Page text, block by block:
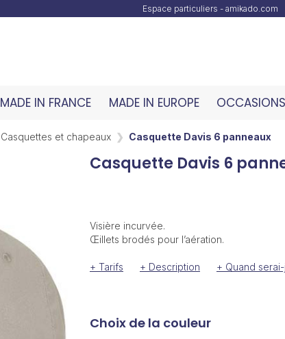
Espace particuliers - amikado.com
MADE IN FRANCE MADE IN EUROPE OCCASIONS
Casquettes et chapeaux Casquette Davis 6 panneaux
Casquette Davis 6
Visière incurvée.
Œillets brodés pour l’aération.
+ Tarifs + Description + Quand
Choix de la couleur